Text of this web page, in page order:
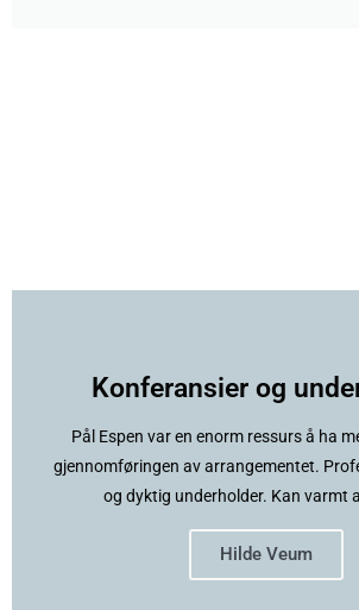
Konferansier og
Pål Espen var en enorm ressurs å ha
gjennomføringen av arrangementet.
og dyktig underholder. Kan varmt
Hilde Veum